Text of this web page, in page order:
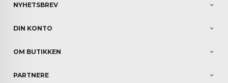
NYHETSBREV
DIN KONTO
OM BUTIKKEN
PARTNERE